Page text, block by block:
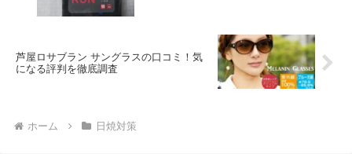
芦屋ロサブラン サングラスの口コミ！気
になる評判を徹底調査
ホーム 日焼対策